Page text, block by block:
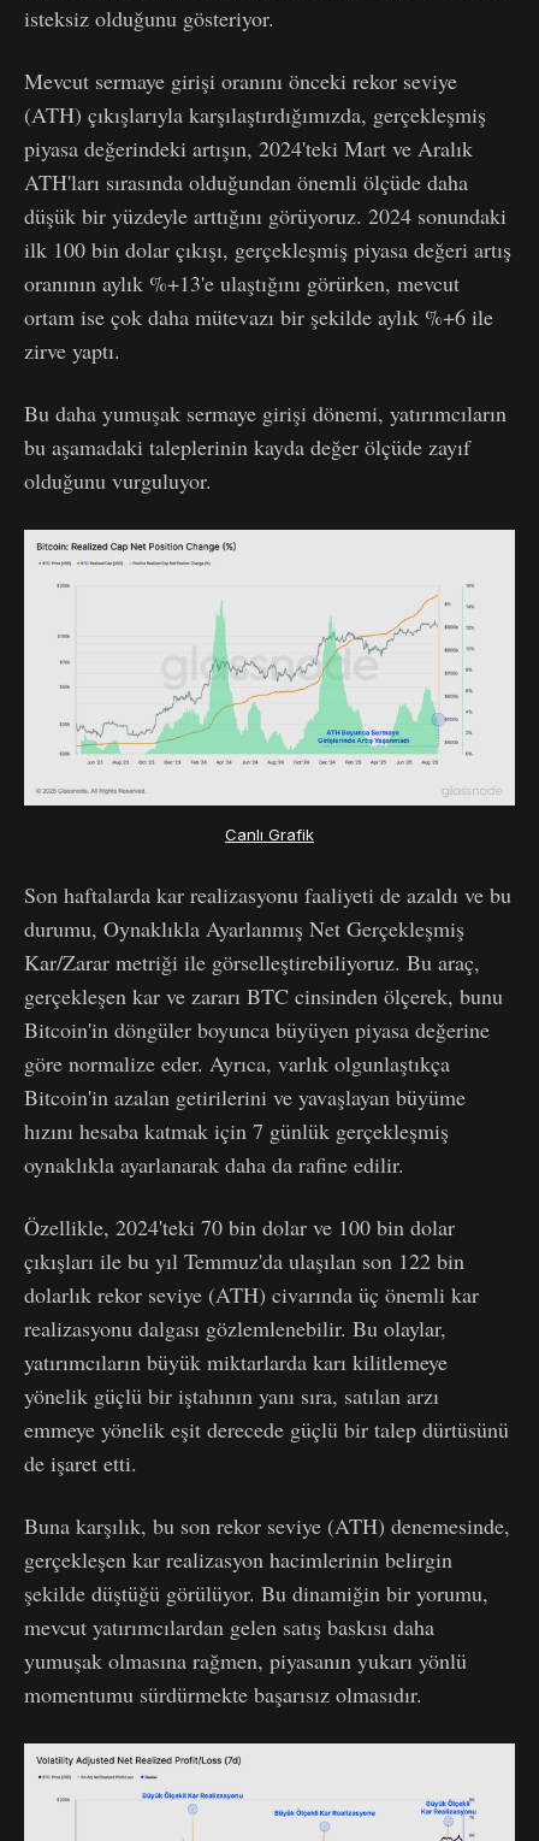
isteksiz olduğunu gösteriyor.
Mevcut sermaye girişi oranını önceki rekor seviye
(ATH) çıkışlarıyla karşılaştırdığımızda, gerçekleşmiş
piyasa değerindeki artışın, 2024'teki Mart ve Aralık
ATH'ları sırasında olduğundan önemli ölçüde daha
düşük bir yüzdeyle arttığını görüyoruz. 2024 sonundaki
ilk 100 bin dolar çıkışı, gerçekleşmiş piyasa değeri artış
oranının aylık %+13'e ulaştığını görürken, mevcut
ortam ise çok daha mütevazı bir şekilde aylık %+6 ile
zirve yaptı.
Bu daha yumuşak sermaye girişi dönemi, yatırımcıların
bu aşamadaki taleplerinin kayda değer ölçüde zayıf
olduğunu vurguluyor.
Canlı Grafik
Son haftalarda kar realizasyonu faaliyeti de azaldı ve bu
durumu, Oynaklıkla Ayarlanmış Net Gerçekleşmiş
Kar/Zarar metriği ile görselleştirebiliyoruz. Bu araç,
gerçekleşen kar ve zararı BTC cinsinden ölçerek, bunu
Bitcoin'in döngüler boyunca büyüyen piyasa değerine
göre normalize eder. Ayrıca, varlık olgunlaştıkça
Bitcoin'in azalan getirilerini ve yavaşlayan büyüme
hızını hesaba katmak için 7 günlük gerçekleşmiş
oynaklıkla ayarlanarak daha da rafine edilir.
Özellikle, 2024'teki 70 bin dolar ve 100 bin dolar
çıkışları ile bu yıl Temmuz'da ulaşılan son 122 bin
dolarlık rekor seviye (ATH) civarında üç önemli kar
realizasyonu dalgası gözlemlenebilir. Bu olaylar,
yatırımcıların büyük miktarlarda karı kilitlemeye
yönelik güçlü bir iştahının yanı sıra, satılan arzı
emmeye yönelik eşit derecede güçlü bir talep dürtüsünü
de işaret etti.
Buna karşılık, bu son rekor seviye (ATH) denemesinde,
gerçekleşen kar realizasyon hacimlerinin belirgin
şekilde düştüğü görülüyor. Bu dinamiğin bir yorumu,
mevcut yatırımcılardan gelen satış baskısı daha
yumuşak olmasına rağmen, piyasanın yukarı yönlü
momentumu sürdürmekte başarısız olmasıdır.